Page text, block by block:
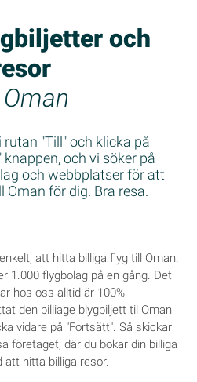
och
"Till" och klicka på
och vi söker på
och webbplatser för att
för dig. Bra resa.
att hitta billiga flyg till Oman.
1.000 flygbolag på en gång. Det
hos oss alltid är 100%
den billiage blygbiljett til Oman
vidare på "Fortsätt". Så skickar
företaget, där du bokar din billiga
att hitta billiga resor.